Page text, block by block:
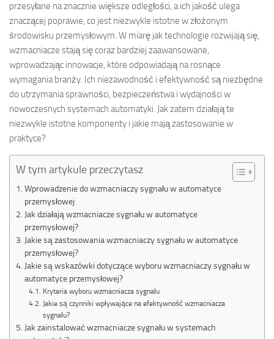
przesyłane na znacznie większe odległości, a ich jakość ulega
znaczącej poprawie, co jest niezwykle istotne w złożonym
środowisku przemysłowym. W miarę jak technologie rozwijają się,
wzmacniacze stają się coraz bardziej zaawansowane,
wprowadzając innowacje, które odpowiadają na rosnące
wymagania branży. Ich niezawodność i efektywność są niezbędne
do utrzymania sprawności, bezpieczeństwa i wydajności w
nowoczesnych systemach automatyki. Jak zatem działają te
niezwykle istotne komponenty i jakie mają zastosowanie w
praktyce?
W tym artykule przeczytasz
Wprowadzenie do wzmacniaczy sygnału w automatyce
przemysłowej
Jak działają wzmacniacze sygnału w automatyce
przemysłowej?
Jakie są zastosowania wzmacniaczy sygnału w automatyce
przemysłowej?
Jakie są wskazówki dotyczące wyboru wzmacniaczy sygnału w
automatyce przemysłowej?
Kryteria wyboru wzmacniacza sygnału
Jakie są czynniki wpływające na efektywność wzmacniacza
sygnału?
Jak zainstalować wzmacniacze sygnału w systemach